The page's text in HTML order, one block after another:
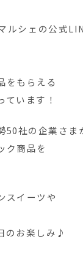
ルシェの公式
をもらえる
ています！
50社の企業さま
ク商品を
スイーツや
のお楽しみ♪